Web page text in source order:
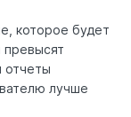
которое будет
превысят
отчеты
лучше